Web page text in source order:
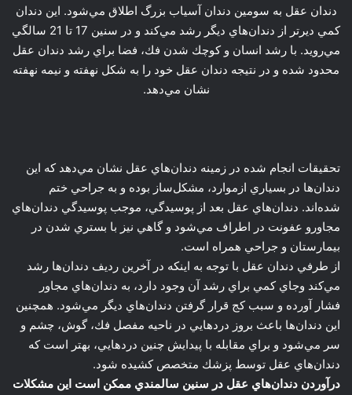
دندان عقل به سومين دندان آسياب بزرگ اطلاق مي‌شود. اين دندان
كمي ديرتر از دندان‌هاي ديگر رشد مي‌كند و در سنين 17 تا 21 سالگي‌
مي‌رويد. با رشد انسان و كوچك شدن فك، فضا براي رشد دندان عقل
محدود شده و در نتيجه دندان عقل خود را به شكل نهفته و نيمه ‌نهفته
نشان مي‌دهد.
تحقيقات انجام شده در زمينه دندان‌هاي عقل نشان مي‌دهد كه اين
دندان‌ها در بسياري ازموارد، مشكل‌ساز بوده و به جراحي ختم
شده‌اند. دندان‌هاي عقل بعد از پوسيدگي، موجب پوسيدگي دندان‌هاي
مجاورو عفونت در اطراف مي‌شود و گاهي نيز با بستري ‌شدن در
بيمارستان و جراحي همراه است.
از طرفي دندان عقل با توجه به اينكه در آخرين رديف دندان‌ها رشد
مي‌كند وجاي کمي براي رشد آن وجود دارد، به دندان‌هاي‌ مجاور
فشار آورده و سبب كج قرار گرفتن دندان‌هاي ديگر مي‌شود. همچنين
اين دندان‌ها باعث بروز دردهايي در ناحيه مفصل فك، گوش، چشم و
سر مي‌شود و براي مقابله با پيدايش چنين دردهايي، بهتر است كه
دندان‌هاي عقل توسط پزشك متخصص كشيده شود.
درآوردن دندان‌هاي عقل در سنين سالمندي ممکن است اين مشكلات